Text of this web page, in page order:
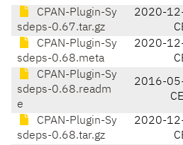
CPAN-Plugin-Sy
sdeps-0.67.tar.gz
2020-
CPAN-Plugin-Sy
sdeps-0.68.meta
2020-
CPAN-Plugin-Sy
sdeps-0.68.readm
e
2016-
CPAN-Plugin-Sy
sdeps-0.68.tar.gz
2020-